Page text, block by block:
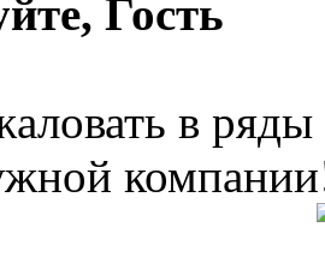
Гость
в ряды